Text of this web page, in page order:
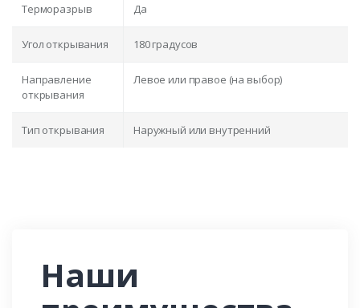
Терморазрыв Да
Угол открывания 180 градусов
Направление
открывания
Левое или правое (на выбор)
Тип открывания Наружный или внутренний
Наши